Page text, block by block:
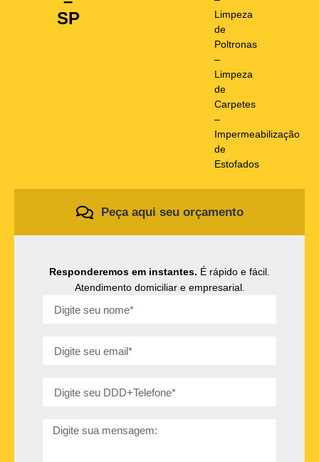
SP
Limpeza
de
Poltronas
–
Limpeza
de
Carpetes
–
Impermeabilização
de
Estofados
Peça aqui seu orçamento
Responderemos em instantes. É rápido e fácil.
Atendimento domiciliar e empresarial.